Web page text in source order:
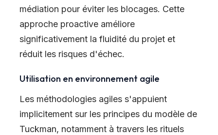
médiation pour éviter les blocages. Cette
approche proactive améliore
significativement la fluidité du projet et
réduit les risques d'échec.
Utilisation en environnement agile
Les méthodologies agiles s'appuient
implicitement sur les principes du modèle de
Tuckman, notamment à travers les rituels